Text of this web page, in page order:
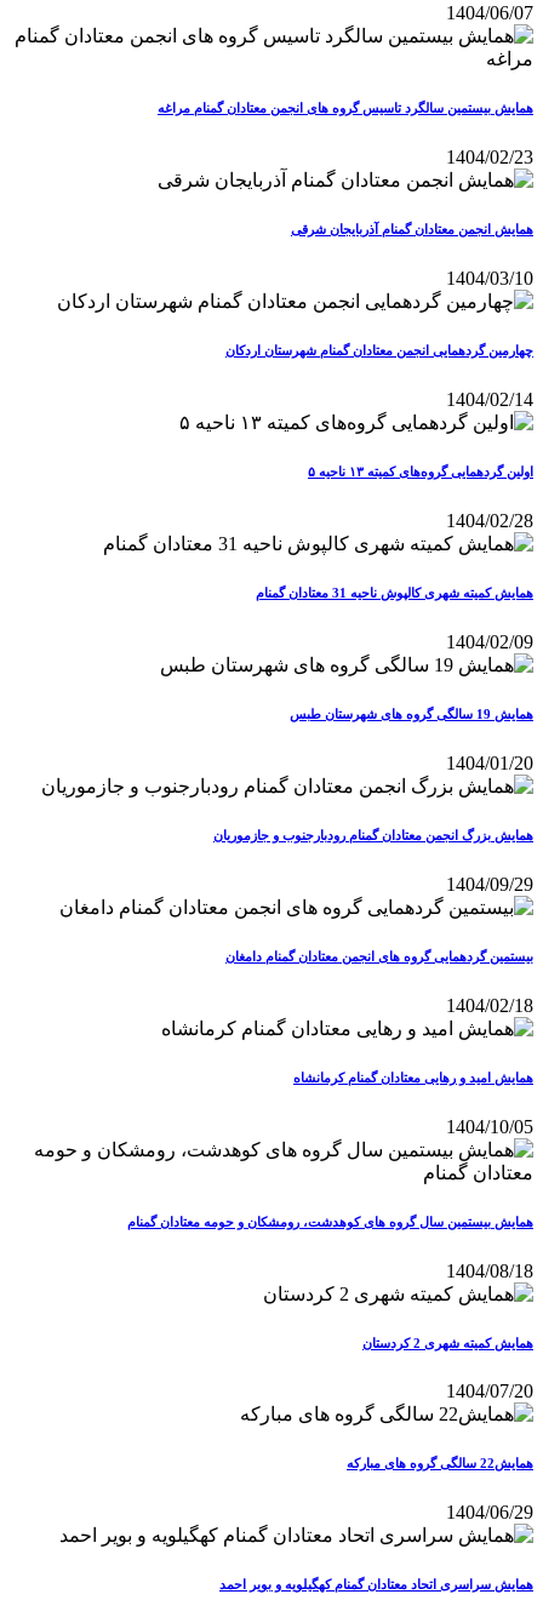
1404/06/07
همایش بیستمین سالگرد تاسیس گروه های انجمن معتادان گمنام مراغه
1404/02/23
همایش انجمن معتادان گمنام آذربایجان شرقی
1404/03/10
چهارمین گردهمایی انجمن معتادان گمنام شهرستان اردکان
1404/02/14
اولین گردهمایی گروه‌های کمیته ۱۳ ناحیه ۵
1404/02/28
همایش کمیته شهری کالپوش ناحیه 31 معتادان گمنام
1404/02/09
همایش 19 سالگی گروه های شهرستان طبس
1404/01/20
همایش بزرگ انجمن معتادان گمنام رودبارجنوب و جازموریان
1404/09/29
بیستمین گردهمایی گروه های انجمن معتادان گمنام دامغان
1404/02/18
همایش امید و رهایی معتادان گمنام کرمانشاه
1404/10/05
همایش بیستمین سال گروه های کوهدشت، رومشکان و حومه معتادان گمنام
1404/08/18
همایش کمیته شهری 2 کردستان
1404/07/20
همایش22 سالگی گروه های مبارکه
1404/06/29
همایش سراسری اتحاد معتادان گمنام کهگیلویه و بویر احمد